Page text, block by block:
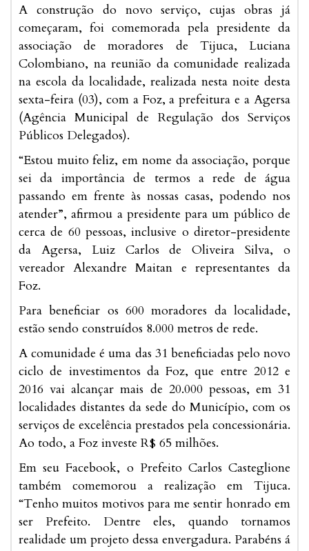
A construção do novo serviço, cujas obras já
começaram, foi comemorada pela presidente da
associação de moradores de Tijuca, Luciana
Colombiano, na reunião da comunidade realizada
na escola da localidade, realizada nesta noite desta
sexta-feira (03), com a Foz, a prefeitura e a Agersa
(Agência Municipal de Regulação dos Serviços
Públicos Delegados).
“Estou muito feliz, em nome da associação, porque
sei da importância de termos a rede de água
passando em frente às nossas casas, podendo nos
atender”, afirmou a presidente para um público de
cerca de 60 pessoas, inclusive o diretor-presidente
da Agersa, Luiz Carlos de Oliveira Silva, o
vereador Alexandre Maitan e representantes da
Foz.
Para beneficiar os 600 moradores da localidade,
estão sendo construídos 8.000 metros de rede.
A comunidade é uma das 31 beneficiadas pelo novo
ciclo de investimentos da Foz, que entre 2012 e
2016 vai alcançar mais de 20.000 pessoas, em 31
localidades distantes da sede do Município, com os
serviços de excelência prestados pela concessionária.
Ao todo, a Foz investe R$ 65 milhões.
Em seu Facebook, o Prefeito Carlos Casteglione
também comemorou a realização em Tijuca.
“Tenho muitos motivos para me sentir honrado em
ser Prefeito. Dentre eles, quando tornamos
realidade um projeto dessa envergadura. Parabéns á